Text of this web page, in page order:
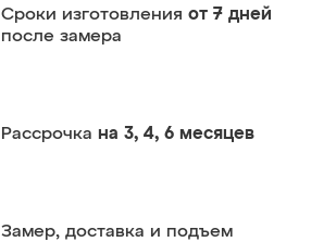
Сроки изготовления от 7 дней
после замера
Рассрочка на 3, 4, 6 месяцев
Замер, доставка и подъем